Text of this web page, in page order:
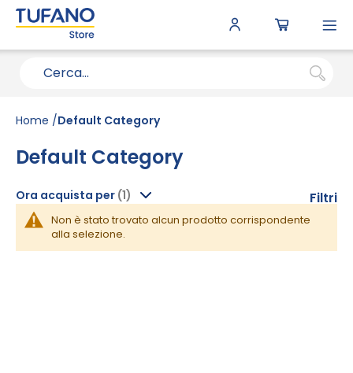
Home Default Category
Default Category
Non è stato trovato alcun prodotto corrispondente
alla selezione.
Filtri
Ora acquista per